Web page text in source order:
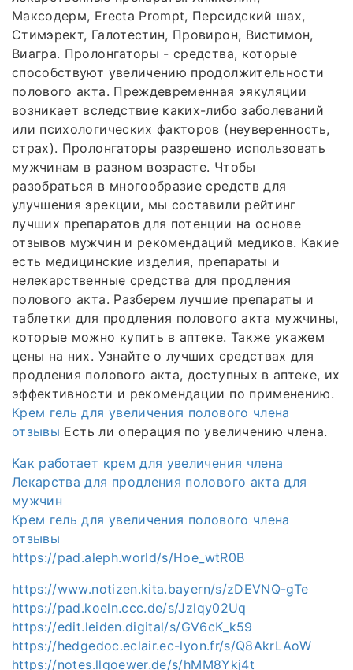
Максодерм, Erecta Prompt, Персидский шах,
Стимэрект, Галотестин, Провирон, Вистимон,
Виагра. Пролонгаторы - средства, которые
способствуют увеличению продолжительности
полового акта. Преждевременная эякуляции
возникает вследствие каких-либо заболеваний
или психологических факторов (неуверенность,
страх). Пролонгаторы разрешено использовать
мужчинам в разном возрасте. Чтобы
разобраться в многообразие средств для
улучшения эрекции, мы составили рейтинг
лучших препаратов для потенции на основе
отзывов мужчин и рекомендаций медиков. Какие
есть медицинские изделия, препараты и
нелекарственные средства для продления
полового акта. Разберем лучшие препараты и
таблетки для продления полового акта мужчины,
которые можно купить в аптеке. Также укажем
цены на них. Узнайте о лучших средствах для
продления полового акта, доступных в аптеке, их
эффективности и рекомендации по применению.
Крем гель для увеличения полового члена
отзывы Есть ли операция по увеличению члена.
Как работает крем для увеличения члена
Лекарства для продления полового акта для
мужчин
Крем гель для увеличения полового члена
отзывы
https://pad.aleph.world/s/Hoe_wtR0B
https://www.notizen.kita.bayern/s/zDEVNQ-gTe
https://pad.koeln.ccc.de/s/Jzlqy02Uq
https://edit.leiden.digital/s/GV6cK_k59
https://hedgedoc.eclair.ec-lyon.fr/s/Q8AkrLAoW
https://notes.llgoewer.de/s/hMM8Ykj4t